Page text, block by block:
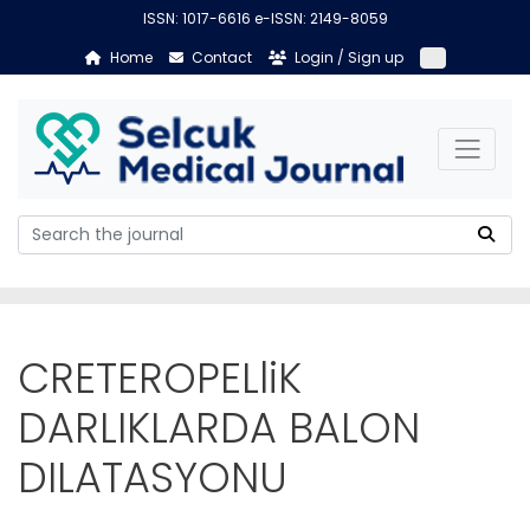
ISSN: 1017-6616 e-ISSN: 2149-8059
Home
Contact Login / Sign up
CRETEROPELliK
DARLIKLARDA BALON
DILATASYONU